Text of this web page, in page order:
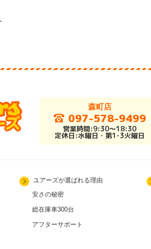
森町店
097-578-9499
営業時間:9:30～18:30
定休日:水曜日・第1･3火曜日
ユアーズが選ばれる理由
安さの秘密
総在庫車300台
アフターサポート